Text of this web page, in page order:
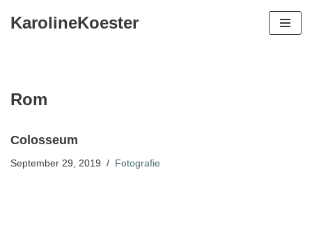
KarolineKoester
Rom
Colosseum
September 29, 2019 Fotografie